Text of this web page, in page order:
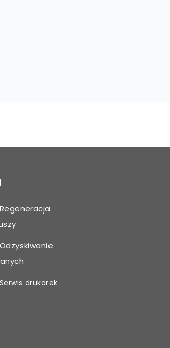
Regeneracja
Odzyskiwanie
Serwis drukarek